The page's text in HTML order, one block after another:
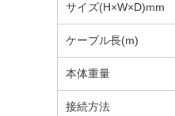
サイズ(H×W×D)mm
ケーブル長(m)
本体重量
接続方法